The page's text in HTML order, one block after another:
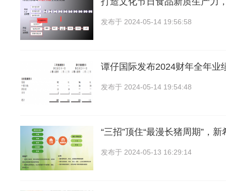
发布于 2024-05-14 19:56:58
谭仔国际发布2024财年全年业
发布于 2024-05-14 19:54:48
“三招”顶住“最漫长猪周期”，新
发布于 2024-05-13 16:29:14